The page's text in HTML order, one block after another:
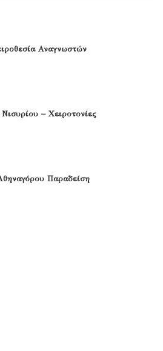
Αναγνωστών
– Χειροτονίες
Παραδείση